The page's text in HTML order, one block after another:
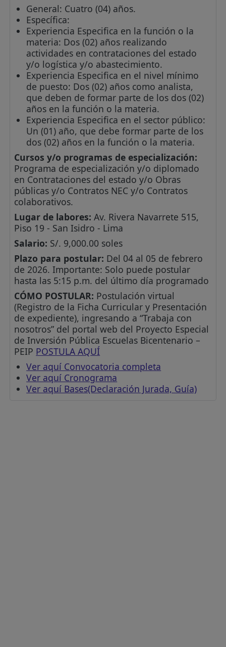
General: Cuatro (04) años.
Específica:
Experiencia Especifica en la función o la
materia: Dos (02) años realizando
actividades en contrataciones del estado
y/o logística y/o abastecimiento.
Experiencia Especifica en el nivel mínimo
de puesto: Dos (02) años como analista,
que deben de formar parte de los dos (02)
años en la función o la materia.
Experiencia Especifica en el sector público:
Un (01) año, que debe formar parte de los
dos (02) años en la función o la materia.
Cursos y/o programas de especialización:
Programa de especialización y/o diplomado
en Contrataciones del estado y/o Obras
públicas y/o Contratos NEC y/o Contratos
colaborativos.
Lugar de labores: Av. Rivera Navarrete 515,
Piso 19 - San Isidro - Lima
Salario: S/. 9,000.00 soles
Plazo para postular: Del 04 al 05 de febrero
de 2026. Importante: Solo puede postular
hasta las 5:15 p.m. del último día programado
CÓMO POSTULAR: Postulación virtual
(Registro de la Ficha Curricular y Presentación
de expediente), ingresando a “Trabaja con
nosotros” del portal web del Proyecto Especial
de Inversión Pública Escuelas Bicentenario –
PEIP POSTULA AQUÍ
Ver aquí Convocatoria completa
Ver aquí Cronograma
Ver aquí Bases(Declaración Jurada, Guía)